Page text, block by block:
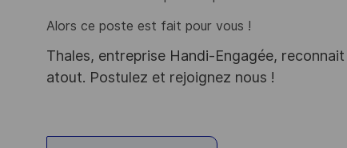
Alors ce poste est fait pour vous !
Thales, entreprise Handi-Engagée,
atout. Postulez et rejoignez nous !